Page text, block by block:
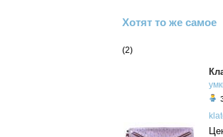
Хотят то же самое
(2)